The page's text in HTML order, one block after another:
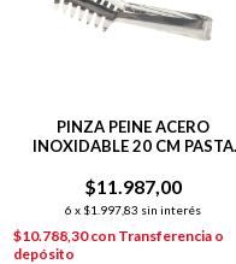
PINZA PEINE ACERO
INOXIDABLE 20 CM PASTA
$11.987,00
6 x $1.997,83 sin interés
$10.788,30con Transferencia o
depósito